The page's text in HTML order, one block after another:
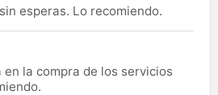
esperas. Lo recomiendo.
en la compra de los servicios